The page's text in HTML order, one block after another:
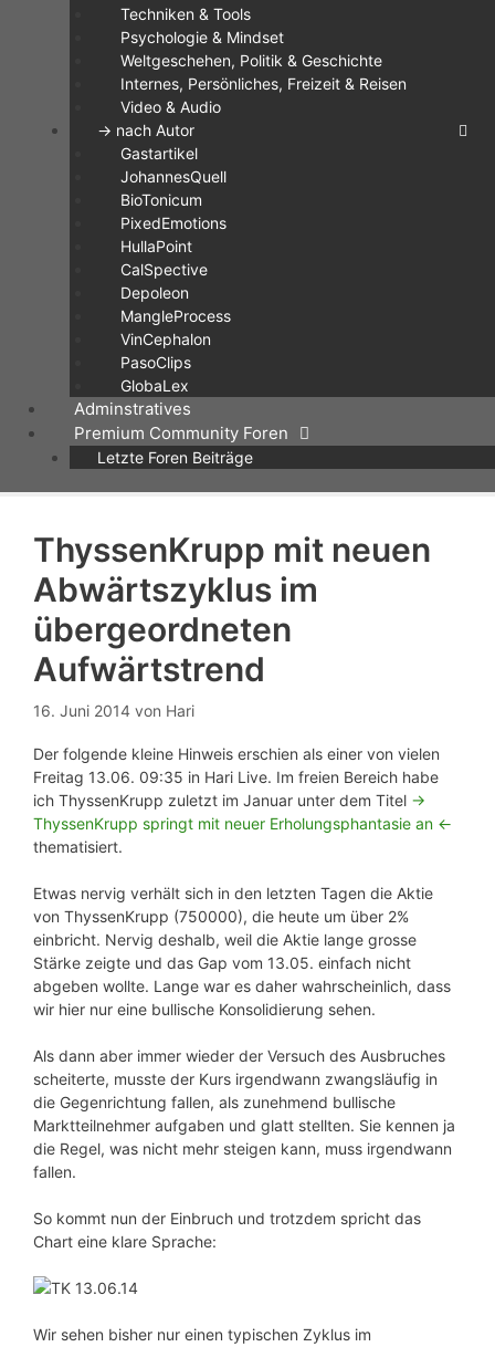
Techniken & Tools
Psychologie & Mindset
Weltgeschehen, Politik & Geschichte
Internes, Persönliches, Freizeit & Reisen
Video & Audio
-> nach Autor
Gastartikel
JohannesQuell
BioTonicum
PixedEmotions
HullaPoint
CalSpective
Depoleon
MangleProcess
VinCephalon
PasoClips
GlobaLex
Adminstratives
Premium Community Foren
Letzte Foren Beiträge
ThyssenKrupp mit neuen
Abwärtszyklus im
übergeordneten
Aufwärtstrend
16. Juni 2014 von Hari
Der folgende kleine Hinweis erschien als einer von vielen
Freitag 13.06. 09:35 in Hari Live. Im freien Bereich habe
ich ThyssenKrupp zuletzt im Januar unter dem Titel ->
ThyssenKrupp springt mit neuer Erholungsphantasie an <-
thematisiert.
Etwas nervig verhält sich in den letzten Tagen die Aktie
von ThyssenKrupp (750000), die heute um über 2%
einbricht. Nervig deshalb, weil die Aktie lange grosse
Stärke zeigte und das Gap vom 13.05. einfach nicht
abgeben wollte. Lange war es daher wahrscheinlich, dass
wir hier nur eine bullische Konsolidierung sehen.
Als dann aber immer wieder der Versuch des Ausbruches
scheiterte, musste der Kurs irgendwann zwangsläufig in
die Gegenrichtung fallen, als zunehmend bullische
Marktteilnehmer aufgaben und glatt stellten. Sie kennen ja
die Regel, was nicht mehr steigen kann, muss irgendwann
fallen.
So kommt nun der Einbruch und trotzdem spricht das
Chart eine klare Sprache:
Wir sehen bisher nur einen typischen Zyklus im